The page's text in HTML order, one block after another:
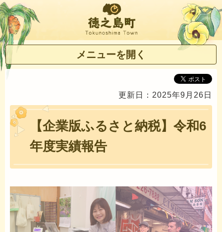
徳之島町
メニューを開く
更新日：2025年9月26日
【企業版ふるさと納税】令和6
年度実績報告